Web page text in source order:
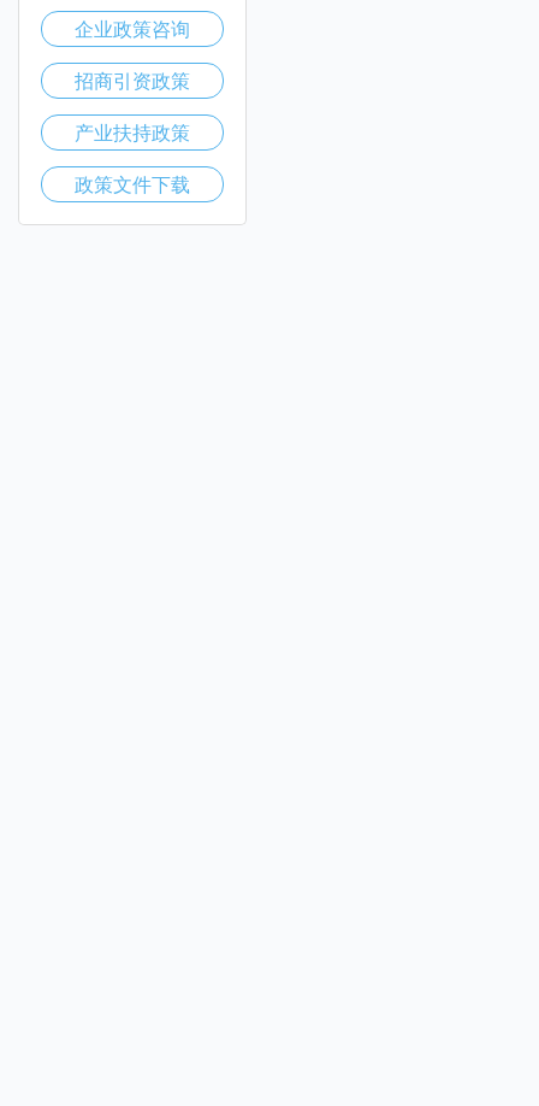
企业政策咨询
招商引资政策
产业扶持政策
政策文件下载